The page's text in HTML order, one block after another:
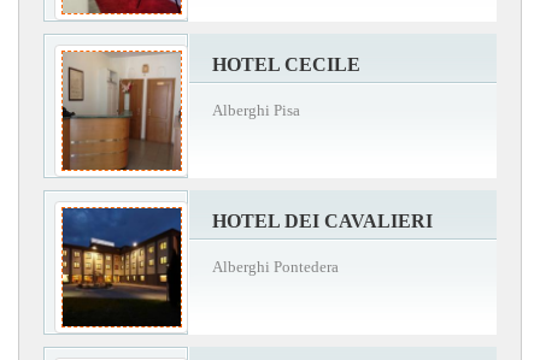
HOTEL CECILE
Alberghi Pisa
HOTEL DEI CAVALIERI
Alberghi Pontedera